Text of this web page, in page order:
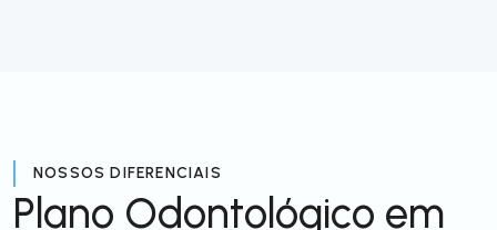
NOSSOS DIFERENCIAIS
Plano Odontológico em